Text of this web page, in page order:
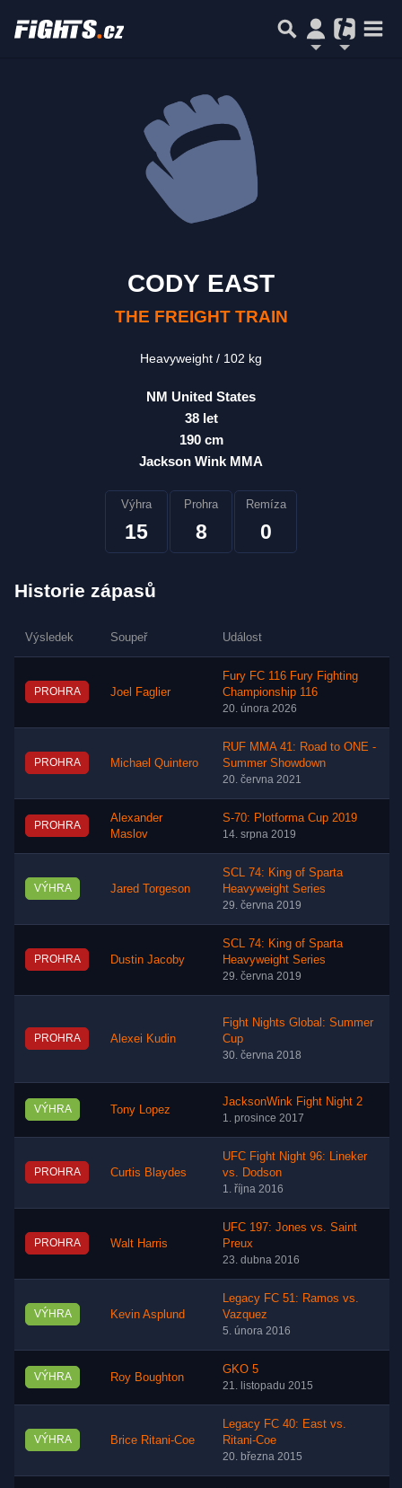
CODY EAST
THE FREIGHT TRAIN
Heavyweight 102 kg
NM United States
38 let
190 cm
Jackson Wink MMA
Výhra
15
Prohra
8
Remíza
0
Historie zápasů
Výsledek Soupeř Událost
PROHRA Joel Faglier
Fury FC 116 Fury Fighting
Championship 116
20. února 2026
PROHRA Michael Quintero
RUF MMA 41: Road to ONE -
Summer Showdown
20. června 2021
PROHRA
Alexander
Maslov
S-70: Plotforma Cup 2019
14. srpna 2019
VÝHRA Jared Torgeson
SCL 74: King of Sparta
Heavyweight Series
29. června 2019
PROHRA Dustin Jacoby
SCL 74: King of Sparta
Heavyweight Series
29. června 2019
PROHRA Alexei Kudin
Fight Nights Global: Summer
Cup
30. června 2018
VÝHRA Tony Lopez
JacksonWink Fight Night 2
1. prosince 2017
PROHRA Curtis Blaydes
UFC Fight Night 96: Lineker
vs. Dodson
1. října 2016
PROHRA Walt Harris
UFC 197: Jones vs. Saint
Preux
23. dubna 2016
VÝHRA Kevin Asplund
Legacy FC 51: Ramos vs.
Vazquez
5. února 2016
VÝHRA Roy Boughton
GKO 5
21. listopadu 2015
VÝHRA Brice Ritani-Coe
Legacy FC 40: East vs.
Ritani-Coe
20. března 2015